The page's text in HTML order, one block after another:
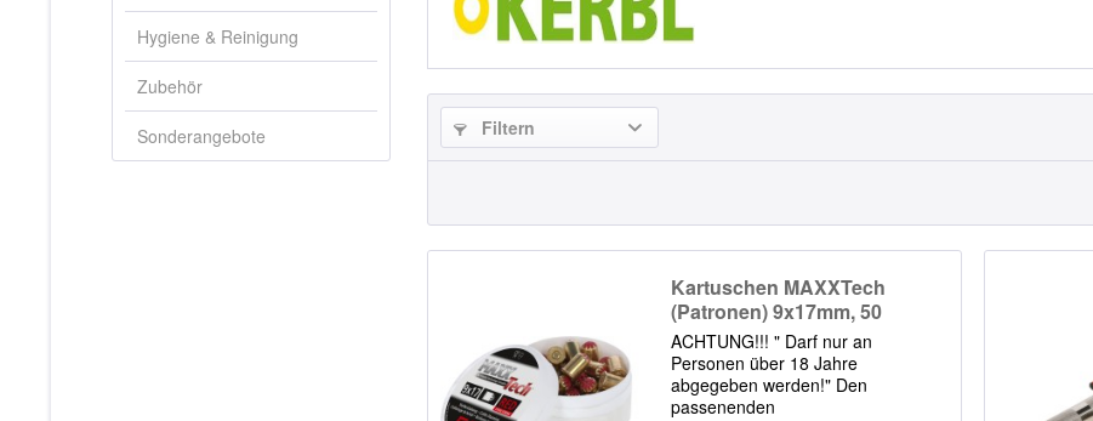
Hygiene & Reinigung
Zubehör
Sonderangebote Filtern
Kartuschen MAXXTech
(Patronen) 9x17mm, 50
Stück...
ACHTUNG!!! " Darf nur an
Personen über 18 Jahre
abgegeben werden!" Den
passenenden